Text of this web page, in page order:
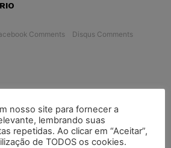
Comments Disqus Comments
nosso site para fornecer a
lembrando suas
repetidas. Ao clicar em “Aceitar”,
de TODOS os cookies.